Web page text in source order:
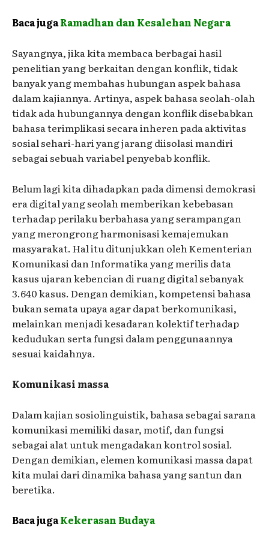
Baca jugaRamadhan dan Kesalehan Negara
Sayangnya, jika kita membaca berbagai hasil
penelitian yang berkaitan dengan konflik, tidak
banyak yang membahas hubungan aspek bahasa
dalam kajiannya. Artinya, aspek bahasa seolah-olah
tidak ada hubungannya dengan konflik disebabkan
bahasa terimplikasi secara inheren pada aktivitas
sosial sehari-hari yang jarang diisolasi mandiri
sebagai sebuah variabel penyebab konflik.
Belum lagi kita dihadapkan pada dimensi demokrasi
era digital yang seolah memberikan kebebasan
terhadap perilaku berbahasa yang serampangan
yang merongrong harmonisasi kemajemukan
masyarakat. Hal itu ditunjukkan oleh Kementerian
Komunikasi dan Informatika yang merilis data
kasus ujaran kebencian di ruang digital sebanyak
3.640 kasus. Dengan demikian, kompetensi bahasa
bukan semata upaya agar dapat berkomunikasi,
melainkan menjadi kesadaran kolektif terhadap
kedudukan serta fungsi dalam penggunaannya
sesuai kaidahnya.
Komunikasi massa
Dalam kajian sosiolinguistik, bahasa sebagai sarana
komunikasi memiliki dasar, motif, dan fungsi
sebagai alat untuk mengadakan kontrol sosial.
Dengan demikian, elemen komunikasi massa dapat
kita mulai dari dinamika bahasa yang santun dan
beretika.
Baca jugaKekerasan Budaya